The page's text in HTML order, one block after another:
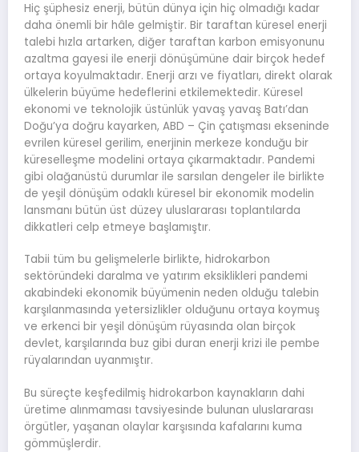
Hiç şüphesiz enerji, bütün dünya için hiç olmadığı kadar
daha önemli bir hâle gelmiştir. Bir taraftan küresel enerji
talebi hızla artarken, diğer taraftan karbon emisyonunu
azaltma gayesi ile enerji dönüşümüne dair birçok hedef
ortaya koyulmaktadır. Enerji arzı ve fiyatları, direkt olarak
ülkelerin büyüme hedeflerini etkilemektedir. Küresel
ekonomi ve teknolojik üstünlük yavaş yavaş Batı’dan
Doğu’ya doğru kayarken, ABD – Çin çatışması ekseninde
evrilen küresel gerilim, enerjinin merkeze konduğu bir
küreselleşme modelini ortaya çıkarmaktadır. Pandemi
gibi olağanüstü durumlar ile sarsılan dengeler ile birlikte
de yeşil dönüşüm odaklı küresel bir ekonomik modelin
lansmanı bütün üst düzey uluslararası toplantılarda
dikkatleri celp etmeye başlamıştır.
Tabii tüm bu gelişmelerle birlikte, hidrokarbon
sektöründeki daralma ve yatırım eksiklikleri pandemi
akabindeki ekonomik büyümenin neden olduğu talebin
karşılanmasında yetersizlikler olduğunu ortaya koymuş
ve erkenci bir yeşil dönüşüm rüyasında olan birçok
devlet, karşılarında buz gibi duran enerji krizi ile pembe
rüyalarından uyanmıştır.
Bu süreçte keşfedilmiş hidrokarbon kaynakların dahi
üretime alınmaması tavsiyesinde bulunan uluslararası
örgütler, yaşanan olaylar karşısında kafalarını kuma
gömmüşlerdir.